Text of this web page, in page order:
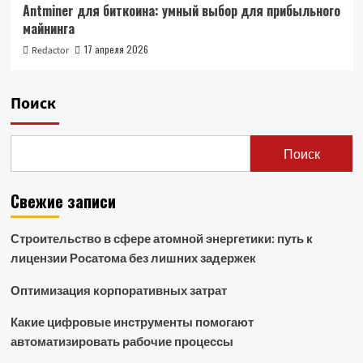
Antminer для биткоина: умный выбор для прибыльного
майнинга
Redactor 17 апреля 2026
Поиск
Поиск
Свежие записи
Строительство в сфере атомной энергетики: путь к
лицензии Росатома без лишних задержек
Оптимизация корпоративных затрат
Какие цифровые инструменты помогают
автоматизировать рабочие процессы